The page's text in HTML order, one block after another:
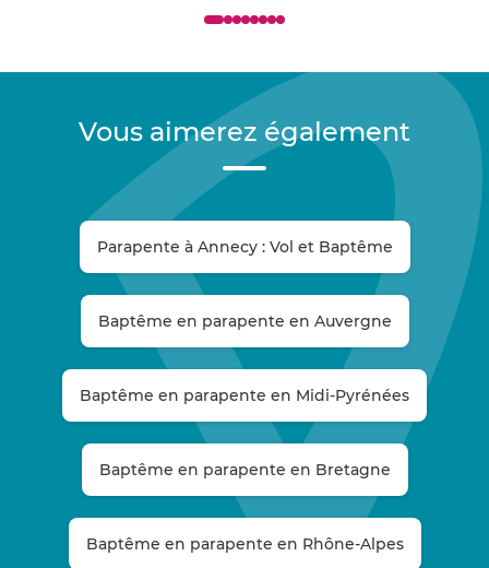
Vous aimerez également
Parapente à Annecy : Vol et Baptême
Baptême en parapente en Auvergne
Baptême en parapente en Midi-Pyrénées
Baptême en parapente en Bretagne
Baptême en parapente en Rhône-Alpes